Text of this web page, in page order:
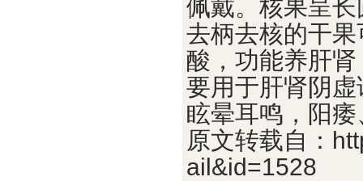
佩戴。核果呈
去柄去核的干
酸，功能养肝
要用于肝肾阴
眩晕耳鸣，阳
原文转载自：
ail&id=1528